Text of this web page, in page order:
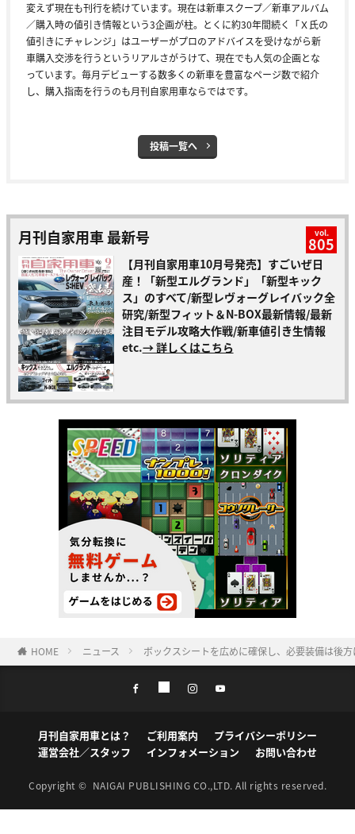
変えず現在も刊行を続けています。現在は新車スクープ／新車アルバム
／購入時の値引き情報という3企画が柱。とくに約30年間続く「Ｘ氏の
値引きにチャレンジ」はユーザーがプロのアドバイスを受けながら新
車購入交渉を行うというリアルさがうけて、現在でも人気の企画とな
っています。毎月デビューする数多くの新車を豊富なページ数で紹介
し、購入指南を行うのも月刊自家用車ならではです。
投稿一覧へ
月刊自家用車 最新号 vol.
805
【月刊自家用車10月号発売】すごいぜ日
産！「新型エルグランド」「新型キック
ス」のすべて/新型レヴォーグレイバック全
研究/新型フィット＆N-BOX最新情報/最新
注目モデル攻略大作戦/新車値引き生情報
etc.→ 詳しくはこちら
HOME ニュース ボックスシートを広めに確保し、必要装備は後
月刊自家用車とは？ ご利用案内
プライバシーポリシー
運営会社／スタッフ
インフォメーション お問い合わせ
Copyright © NAIGAI PUBLISHING CO.,LTD. All rights reserved.